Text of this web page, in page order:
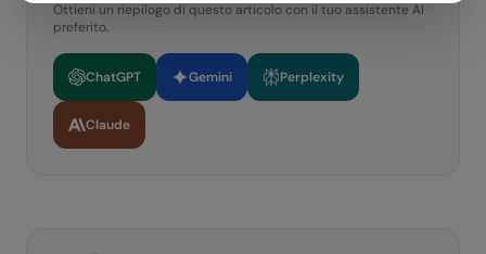
Ottieni un riepilogo di questo articolo con il tuo assistente AI
preferito.
ChatGPT Gemini Perplexity
Claude